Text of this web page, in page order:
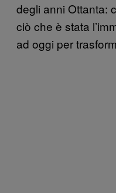
degli anni Ottanta:
ciò che è stata
ad oggi per